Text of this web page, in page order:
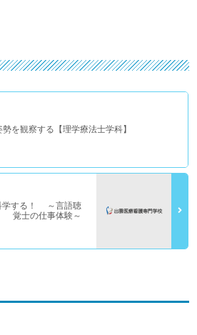
勢を観察する【理学療法士学科】
学する！ ～言語聴
覚士の仕事体験～